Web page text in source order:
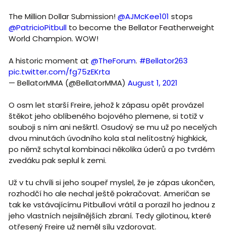
The Million Dollar Submission!@AJMcKee101 stops
@PatricioPitbullto become the Bellator Featherweight
World Champion. WOW!
A historic moment at @TheForum. #Bellator263
pic.twitter.com/fg75zEKrta
— BellatorMMA (@BellatorMMA) August 1, 2021
O osm let starší Freire, jehož k zápasu opět provázel
štěkot jeho oblíbeného bojového plemene, si totiž v
souboji s ním ani neškrtl. Osudový se mu už po necelých
dvou minutách úvodního kola stal nelítostný highkick,
po němž schytal kombinaci několika úderů a po tvrdém
zvedáku pak seplul k zemi.
Už v tu chvíli si jeho soupeř myslel, že je zápas ukončen,
rozhodčí ho ale nechal ještě pokračovat. Američan se
tak ke vstávajícímu Pitbullovi vrátil a porazil ho jednou z
jeho vlastních nejsilnějších zbraní. Tedy gilotinou, které
otřesený Freire už neměl sílu vzdorovat.